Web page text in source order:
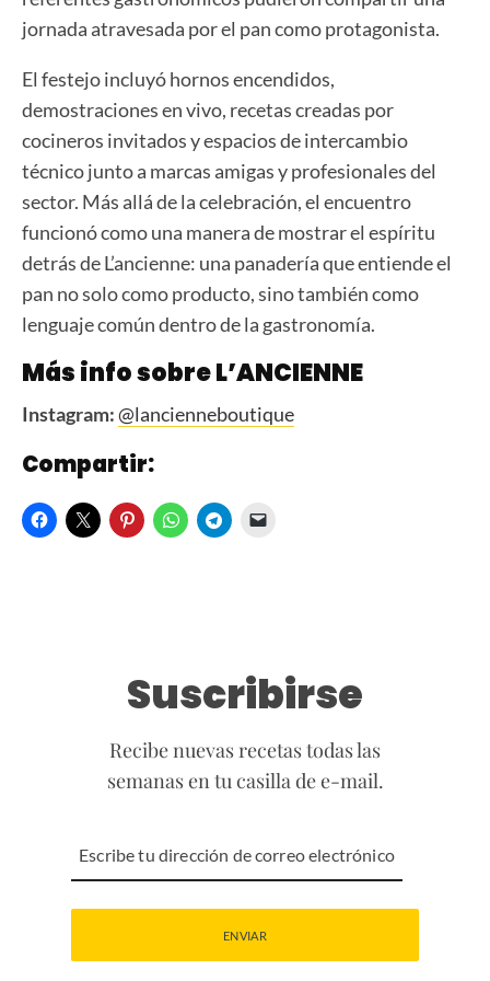
jornada atravesada por el pan como protagonista.
El festejo incluyó hornos encendidos,
demostraciones en vivo, recetas creadas por
cocineros invitados y espacios de intercambio
técnico junto a marcas amigas y profesionales del
sector. Más allá de la celebración, el encuentro
funcionó como una manera de mostrar el espíritu
detrás de L’ancienne: una panadería que entiende el
pan no solo como producto, sino también como
lenguaje común dentro de la gastronomía.
Más info sobre L’ANCIENNE
Instagram:@lancienneboutique
Compartir:
Suscribirse
Recibe nuevas recetas todas las
semanas en tu casilla de e-mail.